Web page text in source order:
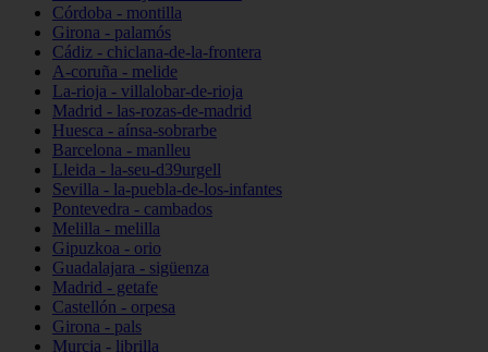
Córdoba - montilla
Girona - palamós
Cádiz - chiclana-de-la-frontera
A-coruña - melide
La-rioja - villalobar-de-rioja
Madrid - las-rozas-de-madrid
Huesca - aínsa-sobrarbe
Barcelona - manlleu
Lleida - la-seu-d39urgell
Sevilla - la-puebla-de-los-infantes
Pontevedra - cambados
Melilla - melilla
Gipuzkoa - orio
Guadalajara - sigüenza
Madrid - getafe
Castellón - orpesa
Girona - pals
Murcia - librilla